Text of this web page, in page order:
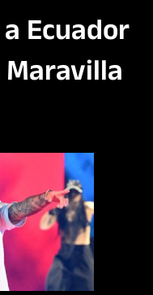
Ecuador
Maravilla